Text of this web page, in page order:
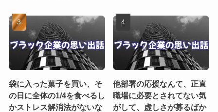
袋に入った菓子を買い、そ
の日に全体の1/4を食べるし
かストレス解消法がないな
他部署の応援なんて、正直
職場に必要とされてない気
がして、虚しさが募るばか